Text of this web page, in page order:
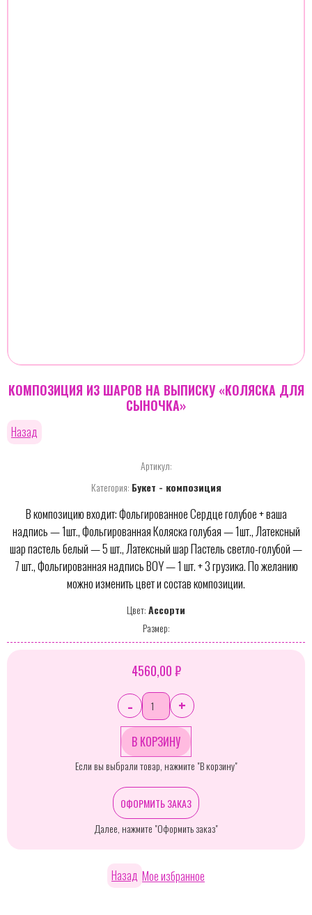
КОМПОЗИЦИЯ ИЗ ШАРОВ НА ВЫПИСКУ «КОЛЯСКА ДЛЯ
СЫНОЧКА»
Назад
Артикул:
Категория: Букет - композиция
В композицию входит: Фольгированное Сердце голубое + ваша
надпись — 1шт., Фольгированная Коляска голубая — 1шт., Латексный
шар пастель белый — 5 шт., Латексный шар Пастель светло-голубой —
7 шт., Фольгированная надпись BOY — 1 шт. + 3 грузика. По желанию
можно изменить цвет и состав композиции.
Цвет:Ассорти
Размер:
4560,00 ₽
- +
Если вы выбрали товар, нажмите "В корзину"
ОФОРМИТЬ ЗАКАЗ
Далее, нажмите "Оформить заказ"
Назад Мое избранное